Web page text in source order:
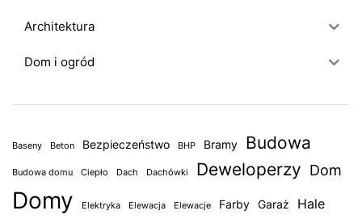
Architektura
Dom i ogród
Baseny Beton Bezpieczeństwo BHP Bramy Budowa
Budowa domu Ciepło Dach Dachówki Deweloperzy Dom
Domy Elektryka Elewacja Elewacje Farby Garaż Hale